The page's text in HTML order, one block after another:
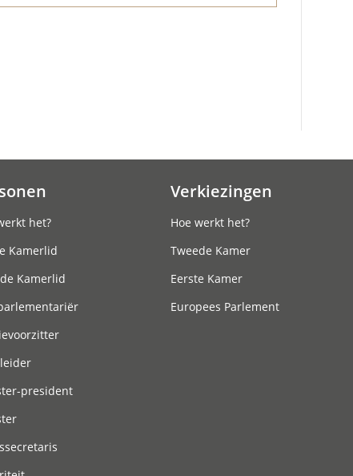
het?
Kamerlid
Kamerlid
president
Verkiezingen
Hoe werkt het?
Tweede Kamer
Eerste Kamer
Europees Parlement